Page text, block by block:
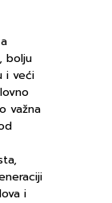
bolju
i veći
važna
i